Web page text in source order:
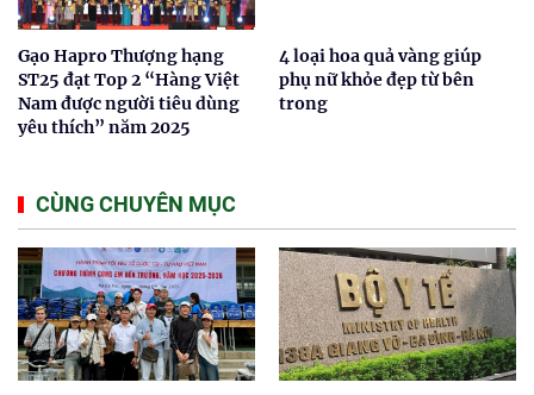
Gạo Hapro Thượng hạng
ST25 đạt Top 2 “Hàng Việt
Nam được người tiêu dùng
yêu thích” năm 2025
4 loại hoa quả vàng giúp
phụ nữ khỏe đẹp từ bên
trong
CÙNG CHUYÊN MỤC